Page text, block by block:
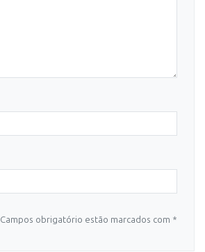
Campos obrigatório estão marcados com *